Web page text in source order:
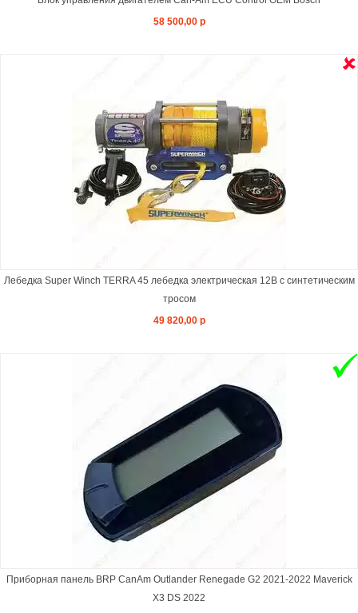
58 500,00 р
Лебедка Super Winch TERRA 45 лебедка электрическая 12В с синтетическим
тросом
49 820,00 р
Приборная панель BRP CanAm Outlander Renegade G2 2021-2022 Maverick
X3 DS 2022